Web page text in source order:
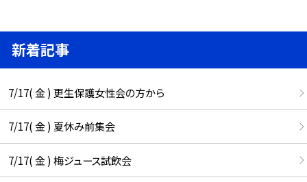
新着記事
7/17( 金 ) 更生保護女性会の方から
7/17( 金 ) 夏休み前集会
7/17( 金 ) 梅ジュース試飲会